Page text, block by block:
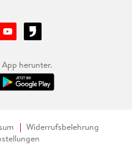
App herunter.
Widerrufsbelehrung